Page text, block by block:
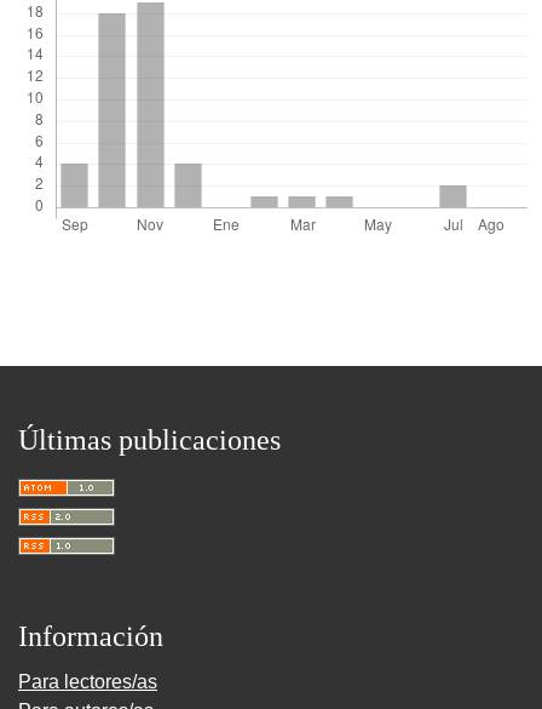
Últimas publicaciones
Información
Para lectores/as